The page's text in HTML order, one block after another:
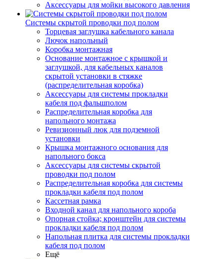
Аксессуары для мойки высокого давления
Системы скрытой проводки под полом
Торцевая заглушка кабельного канала
Лючок напольный
Коробка монтажная
Основание монтажное с крышкой и
заглушкой, для кабельных каналов
скрытой установки в стяжке
(распределительная коробка)
Аксессуары для системы прокладки
кабеля под фальшполом
Распределительная коробка для
напольного монтажа
Ревизионный люк для подземной
установки
Крышка монтажного основания для
напольного бокса
Аксессуары для системы скрытой
проводки под полом
Распределительная коробка для системы
прокладки кабеля под полом
Кассетная рамка
Входной канал для напольного короба
Опорная стойка; кронштейн для системы
прокладки кабеля под полом
Напольная плитка для системы прокладки
кабеля под полом
Ещё